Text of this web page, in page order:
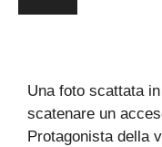
Una foto scattata
scatenare un
Protagonista della